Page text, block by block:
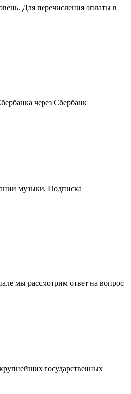
Для перечисления оплаты в
через Сбербанк
музыки. Подписка
мы рассмотрим ответ на вопрос
государственных